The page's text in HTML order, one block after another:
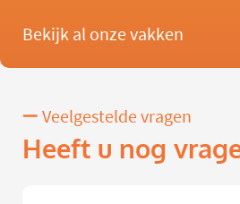
Bekijk al onze vakken
Veelgestelde vragen
Heeft u nog